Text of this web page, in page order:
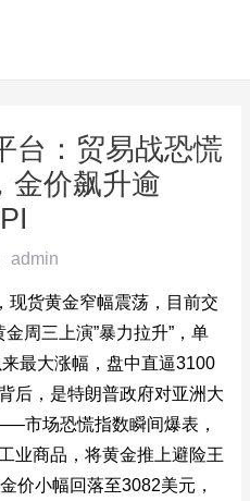
台：贸易战恐慌
金价飙升逾
admin
现货黄金窄幅震荡，目前交
周三上演”暴力拉升”，单
最大涨幅，盘中直逼3100
后，是特朗普政府对亚洲大
市场恐慌指数瞬间爆表，
业商品，将黄金推上避险王
价小幅回落至3082美元，